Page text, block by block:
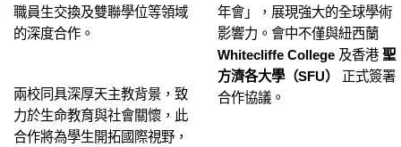
職員生交換及雙聯學位等領域
的深度合作。
兩校同具深厚天主教背景，致
力於生命教育與社會關懷，此
合作將為學生開拓國際視野，
年會」，展現強大的全球學術
影響力。會中不僅與紐西蘭
Whitecliffe College 及香港聖
方濟各大學（SFU）
正式簽署
合作協議。